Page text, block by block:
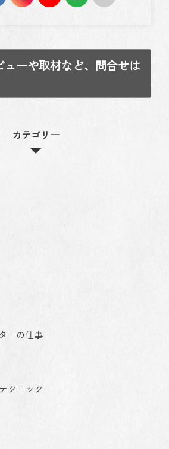
ューや取材など、問合せは
カテゴリー
ーの仕事
クニック